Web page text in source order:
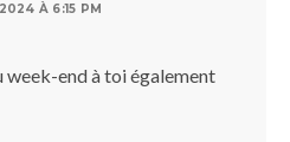
À 6:15 PM
end à toi également